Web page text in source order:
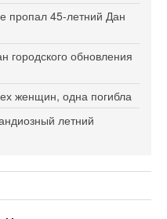
пропал 45-летний Дан
городского обновления
женщин, одна погибла
летний